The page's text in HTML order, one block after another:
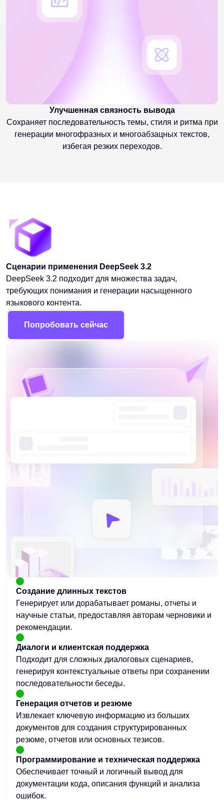
Улучшенная связность вывода
Сохраняет последовательность темы, стиля и ритма при
генерации многофразных и многоабзацных текстов,
избегая резких переходов.
Сценарии применения DeepSeek 3.2
DeepSeek 3.2 подходит для множества задач,
требующих понимания и генерации насыщенного
языкового контента.
Попробовать сейчас
Создание длинных текстов
Генерирует или дорабатывает романы, отчеты и
научные статьи, предоставляя авторам черновики и
рекомендации.
Диалоги и клиентская поддержка
Подходит для сложных диалоговых сценариев,
генерируя контекстуальные ответы при сохранении
последовательности беседы.
Генерация отчетов и резюме
Извлекает ключевую информацию из больших
документов для создания структурированных
резюме, отчетов или основных тезисов.
Программирование и техническая поддержка
Обеспечивает точный и логичный вывод для
документации кода, описания функций и анализа
ошибок.